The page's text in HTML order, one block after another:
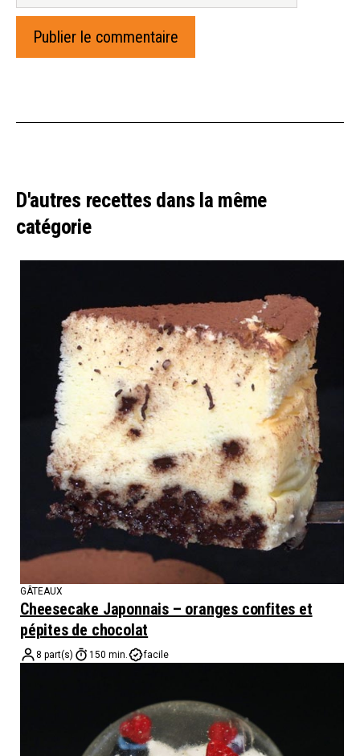
D'autres recettes dans la même
catégorie
GÂTEAUX
Cheesecake Japonnais – oranges confites et
pépites de chocolat
8 part(s) 150 min. facile